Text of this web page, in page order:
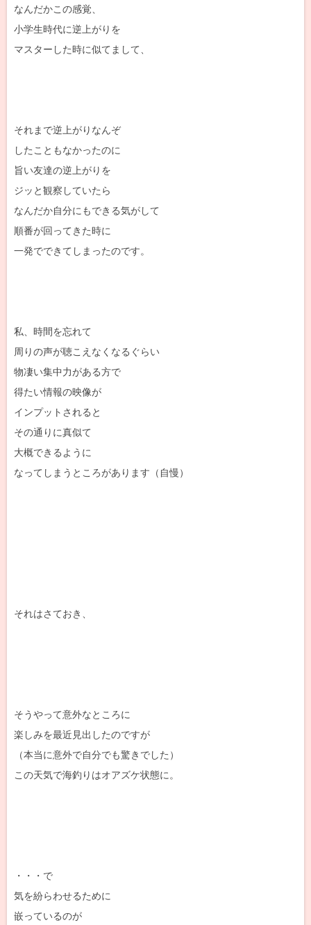
なんだかこの感覚、
小学生時代に逆上がりを
マスターした時に似てまして、
それまで逆上がりなんぞ
したこともなかったのに
旨い友達の逆上がりを
ジッと観察していたら
なんだか自分にもできる気がして
順番が回ってきた時に
一発でできてしまったのです。
私、時間を忘れて
周りの声が聴こえなくなるぐらい
物凄い集中力がある方で
得たい情報の映像が
インプットされると
その通りに真似て
大概できるように
なってしまうところがあります（自慢）
それはさておき、
そうやって意外なところに
楽しみを最近見出したのですが
（本当に意外で自分でも驚きでした）
この天気で海釣りはオアズケ状態に。
・・・で
気を紛らわせるために
嵌っているのが